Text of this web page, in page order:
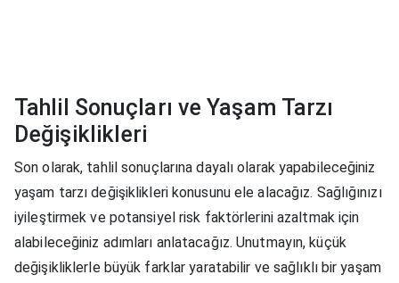
Tahlil Sonuçları ve Yaşam Tarzı
Değişiklikleri
Son olarak, tahlil sonuçlarına dayalı olarak yapabileceğiniz
yaşam tarzı değişiklikleri konusunu ele alacağız. Sağlığınızı
iyileştirmek ve potansiyel risk faktörlerini azaltmak için
alabileceğiniz adımları anlatacağız. Unutmayın, küçük
değişikliklerle büyük farklar yaratabilir ve sağlıklı bir yaşam